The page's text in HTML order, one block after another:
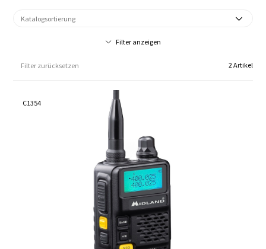
Filter anzeigen
Filter zurücksetzen 2 Artikel
C1354